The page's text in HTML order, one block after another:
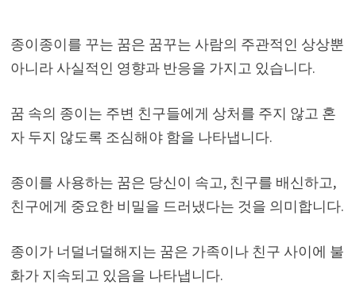
종이종이를 꾸는 꿈은 꿈꾸는 사람의 주관적인 상상뿐
아니라 사실적인 영향과 반응을 가지고 있습니다.
꿈 속의 종이는 주변 친구들에게 상처를 주지 않고 혼
자 두지 않도록 조심해야 함을 나타냅니다.
종이를 사용하는 꿈은 당신이 속고, 친구를 배신하고,
친구에게 중요한 비밀을 드러냈다는 것을 의미합니다.
종이가 너덜너덜해지는 꿈은 가족이나 친구 사이에 불
화가 지속되고 있음을 나타냅니다.